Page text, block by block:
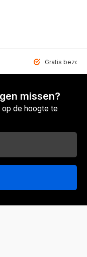
Gratis
missen?
de hoogte te